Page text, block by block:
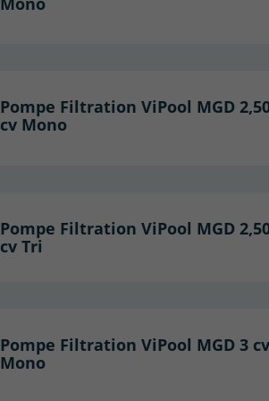
Pompe Filtration ViPool MGD
cv Mono
Pompe Filtration ViPool MGD
cv Tri
Pompe Filtration ViPool MGD 3 cv
Mono